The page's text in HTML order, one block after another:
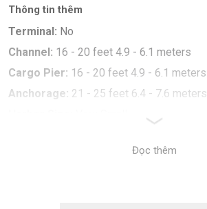
Thông tin thêm
Terminal: No
Channel: 16 - 20 feet 4.9 - 6.1 meters
Cargo Pier: 16 - 20 feet 4.9 - 6.1 meters
Anchorage: 21 - 25 feet 6.4 - 7.6 meters
Up to 500 feet in length
Đọc thêm